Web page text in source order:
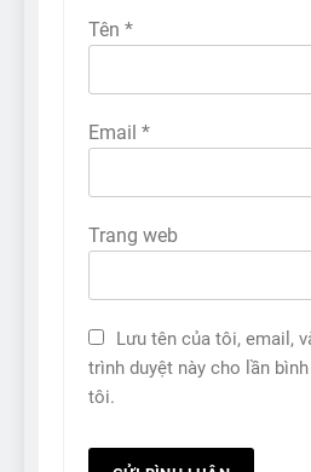
Tên *
Email *
Trang web
Lưu tên của tôi, email,
trình duyệt này cho lần
tôi.